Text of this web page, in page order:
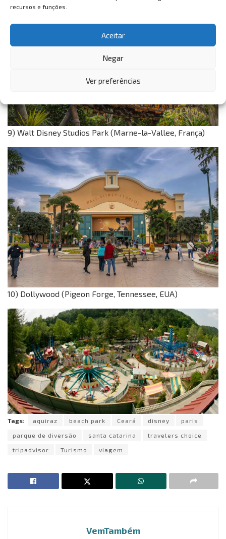
recursos e funções.
Aceitar
Negar
Ver preferências
9) Walt Disney Studios Park (Marne-la-Vallee, França)
10) Dollywood (Pigeon Forge, Tennessee, EUA)
Tags: aquiraz beach park Ceará disney paris
parque de diversão santa catarina travelers choice
tripadvisor Turismo viagem
VemTambém